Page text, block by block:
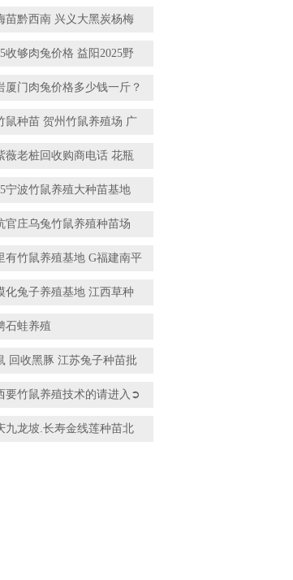
苗黔西南 兴义大黑炭杨梅
收够肉兔价格 益阳2025野
厦门肉兔价格多少钱一斤？
鼠种苗 贺州竹鼠养殖场 广
薇老桩回收购商电话 花瓶
宁波竹鼠养殖大种苗基地
官庄乌兔竹鼠养殖种苗场
有竹鼠养殖基地 G福建南平
化兔子养殖基地 江西草种
石蛙养殖
回收黑豚 江苏兔子种苗批
要竹鼠养殖技术的请进入➲
九龙坡.长寿金线莲种苗北